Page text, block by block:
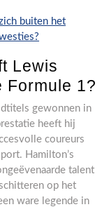
buiten het
Lewis
Formule 1?
gewonnen in
heeft hij
coureurs
Hamilton’s
talent
op het
ware legende in